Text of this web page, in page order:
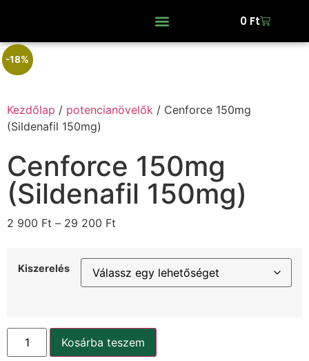
0 Ft
-18%
Kezdőlap / potencianövelők / Cenforce 150mg
(Sildenafil 150mg)
Cenforce 150mg
(Sildenafil 150mg)
2 900 Ft – 29 200 Ft
Kiszerelés
Kosárba teszem